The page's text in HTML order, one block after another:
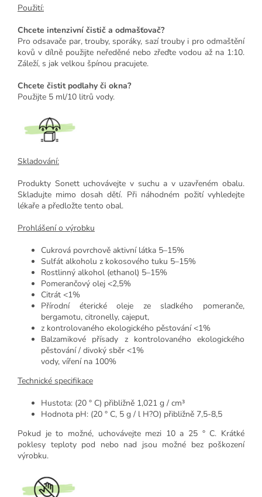
Použití:
Chcete intenzivní čistič a odmašťovač?
Pro odsavače par, trouby, sporáky, sazí trouby i pro odmaštění
kovů v dílně použijte neředěné nebo zřeďte vodou až na 1:10.
Záleží, s jak velkou špínou pracujete.
Chcete čistit podlahy či okna?
Použijte 5 ml/10 litrů vody.
Skladování:
Produkty Sonett uchovávejte v suchu a v uzavřeném obalu.
Skladujte mimo dosah dětí. Při náhodném požití vyhledejte
lékaře a předložte tento obal.
Prohlášení o výrobku
Cukrová povrchově aktivní látka 5–15%
Sulfát alkoholu z kokosového tuku 5–15%
Rostlinný alkohol (ethanol) 5–15%
Pomerančový olej <2,5%
Citrát <1%
Přírodní éterické oleje ze sladkého pomeranče,
bergamotu, citronelly, cajeput,
z kontrolovaného ekologického pěstování <1%
Balzamikové přísady z kontrolovaného ekologického
pěstování / divoký sběr <1%
vody, víření na 100%
Technické specifikace
Hustota: (20 ° C) přibližně 1,021 g / cm³
Hodnota pH: (20 ° C, 5 g / l H?O) přibližně 7,5-8,5
Pokud je to možné, uchovávejte mezi 10 a 25 ° C. Krátké
poklesy teploty pod nebo nad jsou možné bez poškození
výrobku.